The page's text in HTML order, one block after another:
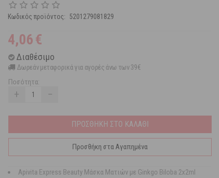
Κωδικός προϊόντος: 5201279081829
4,06€
Διαθέσιμο
Δωρεάν μεταφορικά για αγορές άνω των 39€
Ποσότητα:
+ −
ΠΡΟΣΘΗΚΗ ΣΤΟ ΚΑΛΑΘΙ
Προσθήκη στα Αγαπημένα
Apivita Express Beauty Μάσκα Ματιών με Ginkgο Bilοba 2x2ml